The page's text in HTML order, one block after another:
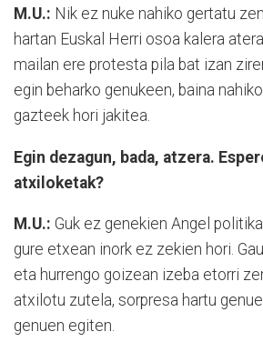
M.U.: Nik ez nuke nahiko gertatu
hartan Euskal Herri osoa kalera
mailan ere protesta pila bat izan
egin beharko genukeen, baina
gazteek hori jakitea.
Egin dezagun, bada, atzera.
atxiloketak?
M.U.: Guk ez genekien Angel
gure etxean inork ez zekien hori.
eta hurrengo goizean izeba etorri
atxilotu zutela, sorpresa hartu
genuen egiten.